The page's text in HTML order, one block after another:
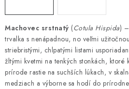
Podmienky ochrany osobných údajov
Machovec srstnatý (Cotula Hispida)
trvalka s nenápadnou, no veľmi
striebristými, chlpatými listami
žltými kvetmi na tenkých stonkách,
prírode rastie na suchších lúkach, v
medziach a výborne sa hodí do